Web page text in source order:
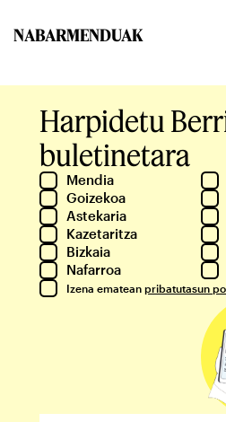
NABARMENDUAK
Harpidetu
buletinetara
Mendia
Goizekoa
Astekaria
Kazetaritza
Bizkaia
Nafarroa
Izena ematean pribatutasun